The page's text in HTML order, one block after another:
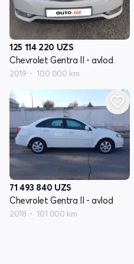
125 114 220 UZS
Chevrolet Gentra II - avlod
2019 100 000 km
71 493 840 UZS
Chevrolet Gentra II - avlod
2018 101 000 km